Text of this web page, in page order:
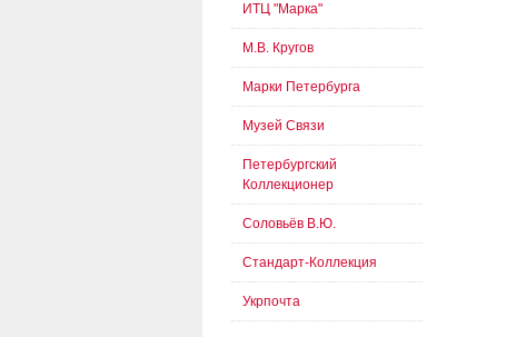
ИТЦ "Марка"
М.В. Кругов
Марки Петербурга
Музей Связи
Петербургский
Коллекционер
Соловьёв В.Ю.
Стандарт-Коллекция
Укрпочта